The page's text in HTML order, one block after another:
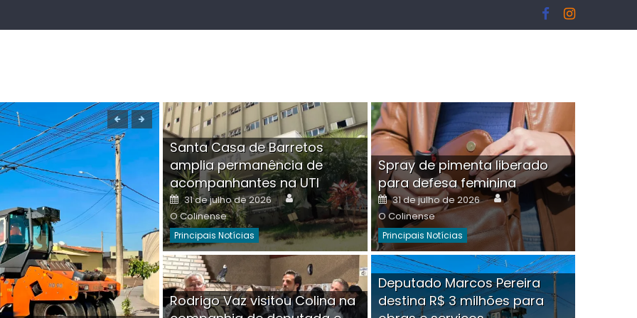
Boutique na Av. Ângelo Martins Tristão é
invadida por criminoso mascarado
Santa Casa de Barretos
amplia permanência de
acompanhantes na UTI
Posted
on
31 de julho de 2026 Author
O Colinense
Principais Notícias
Spray de pimenta liberado
para defesa feminina
Posted
on
31 de julho de 2026 Author
O Colinense
Principais Notícias
Rodrigo Vaz visitou Colina na
Deputado Marcos Pereira
destina R$ 3 milhões para